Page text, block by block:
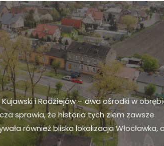
kujawsko-pomorskiego i północno-
podziale administracyjnym powiat